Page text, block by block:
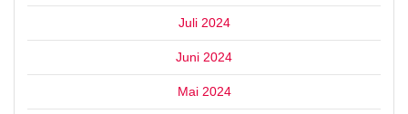
Juli 2024
Juni 2024
Mai 2024